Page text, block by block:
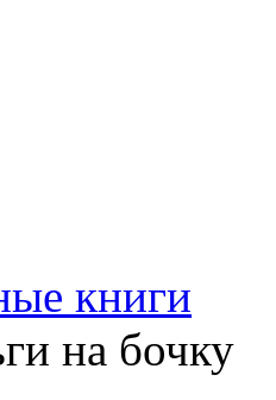
книги
на бочку